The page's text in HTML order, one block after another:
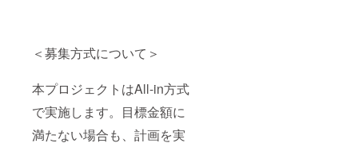
＜募集方式について＞
本プロジェクトはAll-in方式
で実施します。目標金額に
満たない場合も、計画を実